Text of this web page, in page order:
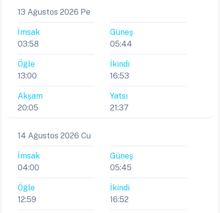
13 Ağustos 2026 Pe
İmsak
03:58
Güneş
05:44
Öğle
13:00
İkindi
16:53
Akşam
20:05
Yatsı
21:37
14 Ağustos 2026 Cu
İmsak
04:00
Güneş
05:45
Öğle
12:59
İkindi
16:52